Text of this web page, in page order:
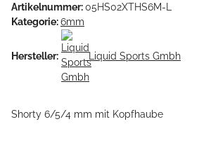
Artikelnummer:05HS02XTHS6M-L
Kategorie:6mm
Hersteller: Liquid Sports Gmbh
Shorty 6/5/4 mm mit Kopfhaube